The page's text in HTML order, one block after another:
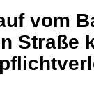
vom
Straße